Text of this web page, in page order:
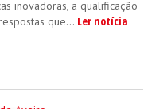
inovadoras, a qualificação
que... Ler notícia